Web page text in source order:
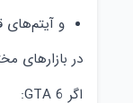
و آیتم‌های
در بازارهای
اگر GTA 6: